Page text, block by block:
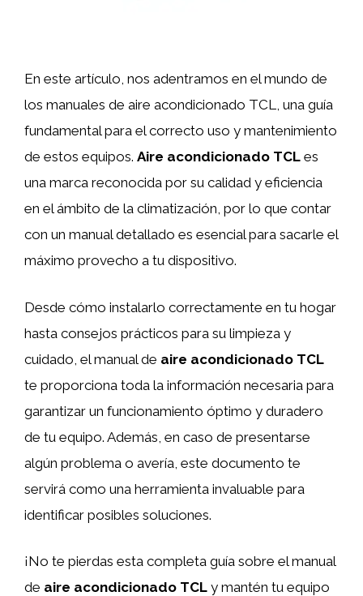
En este artículo, nos adentramos en el mundo de
los manuales de aire acondicionado TCL, una guía
fundamental para el correcto uso y mantenimiento
de estos equipos. Aire acondicionado TCL es
una marca reconocida por su calidad y eficiencia
en el ámbito de la climatización, por lo que contar
con un manual detallado es esencial para sacarle el
máximo provecho a tu dispositivo.
Desde cómo instalarlo correctamente en tu hogar
hasta consejos prácticos para su limpieza y
cuidado, el manual de aire acondicionado TCL
te proporciona toda la información necesaria para
garantizar un funcionamiento óptimo y duradero
de tu equipo. Además, en caso de presentarse
algún problema o avería, este documento te
servirá como una herramienta invaluable para
identificar posibles soluciones.
¡No te pierdas esta completa guía sobre el manual
de aire acondicionado TCL y mantén tu equipo